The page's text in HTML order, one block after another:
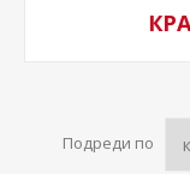
Подреди по